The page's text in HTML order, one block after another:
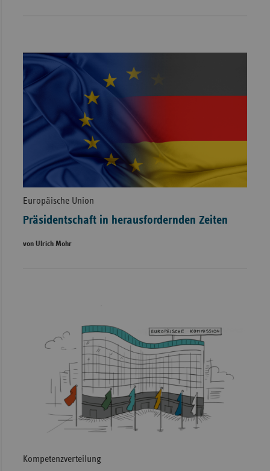
Europäische Union
Präsidentschaft in herausfordernden Zeiten
von Ulrich Mohr
Kompetenzverteilung